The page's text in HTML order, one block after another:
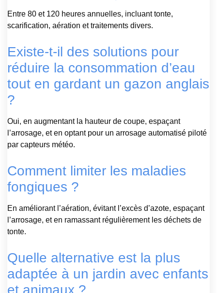
Entre 80 et 120 heures annuelles, incluant tonte,
scarification, aération et traitements divers.
Existe-t-il des solutions pour
réduire la consommation d’eau
tout en gardant un gazon anglais
?
Oui, en augmentant la hauteur de coupe, espaçant
l’arrosage, et en optant pour un arrosage automatisé piloté
par capteurs météo.
Comment limiter les maladies
fongiques ?
En améliorant l’aération, évitant l’excès d’azote, espaçant
l’arrosage, et en ramassant régulièrement les déchets de
tonte.
Quelle alternative est la plus
adaptée à un jardin avec enfants
et animaux ?